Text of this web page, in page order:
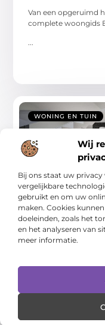
Wij
Bij ons staat uw
vergelijkbare
gebruikt en om uw
maken. Cookies
doeleinden, zoals het
en het analyseren van
meer informatie.
Van een opgeruimd
complete woongids
...
WONING EN TUIN
Intersteel
renovatie: